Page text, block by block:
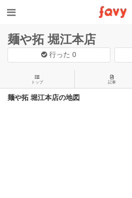
麺や拓 堀江本店
行った0
トップ 記事
麺や拓 堀江本店の地図